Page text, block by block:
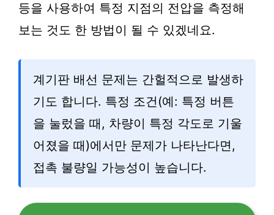
등을 사용하여 특정 지점의 전압을 측정해
보는 것도 한 방법이 될 수 있겠네요.
계기판 배선 문제는 간헐적으로 발생하
기도 합니다. 특정 조건(예: 특정 버튼
을 눌렀을 때, 차량이 특정 각도로 기울
어졌을 때)에서만 문제가 나타난다면,
접촉 불량일 가능성이 높습니다.